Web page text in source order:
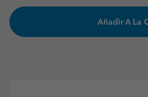
Añadir A La